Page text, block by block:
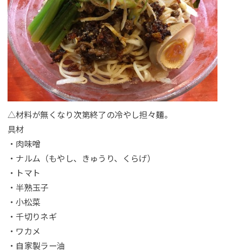
△材料が無くなり次第終了の冷やし担々麺。
具材
・肉味噌
・ナルム（もやし、きゅうり、くらげ）
・トマト
・半熟玉子
・小松菜
・千切りネギ
・ワカメ
・自家製ラー油